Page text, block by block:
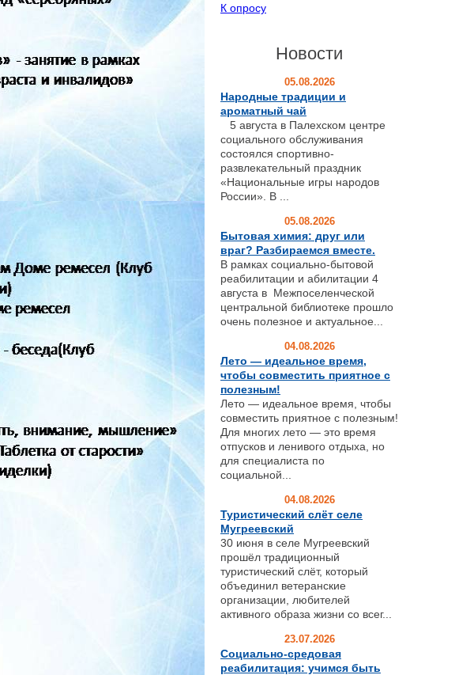
К опросу
Новости
05.08.2026
Народные традиции и
ароматный чай
5 августа в Палехском центре
социального обслуживания
состоялся спортивно-
развлекательный праздник
«Национальные игры народов
России». В ...
05.08.2026
Бытовая химия: друг или
враг? Разбираемся вместе.
В рамках социально-бытовой
реабилитации и абилитации 4
августа в Межпоселенческой
центральной библиотеке прошло
очень полезное и актуальное...
04.08.2026
Лето — идеальное время,
чтобы совместить приятное с
полезным!
Лето — идеальное время, чтобы
совместить приятное с полезным!
Для многих лето — это время
отпусков и ленивого отдыха, но
для специалиста по
социальной...
04.08.2026
Туристический слёт селе
Мугреевский
30 июня в селе Мугреевский
прошёл традиционный
туристический слёт, который
объединил ветеранские
организации, любителей
активного образа жизни со всег...
23.07.2026
Социально-средовая
реабилитация: учимся быть